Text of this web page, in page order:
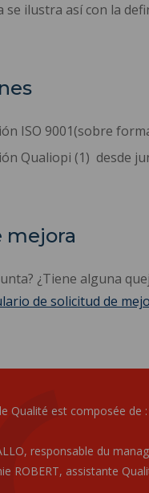
se ilustra así con la
ISO 9001(sobre
Qualiopi (1) desde
mejora
¿Tiene alguna
de solicitud de
Qualité est composée de :
responsable du
ROBERT, assistante